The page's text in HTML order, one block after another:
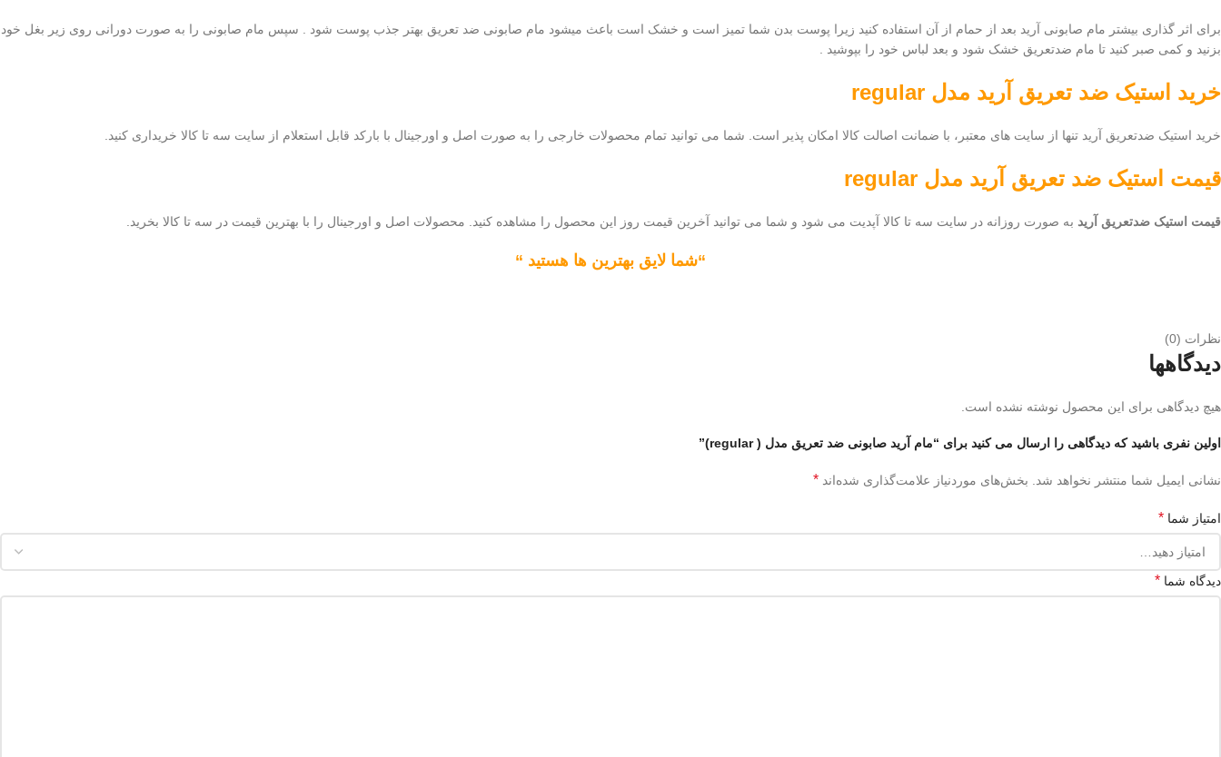
برای اثر گذاری بیشتر مام صابونی آرید بعد از حمام از آن استفاده کنید زیرا پوست بدن شما تمیز است و خشک است باعث میشود مام صابونی ضد تعریق بهتر جذب پوست شود . سپس مام صابونی را به صورت دورانی روی زیر بغل خود
بزنید و کمی صبر کنید تا مام ضدتعریق خشک شود و بعد لباس خود را بپوشید .
خرید استیک ضد تعریق آرید مدل regular
خرید استیک ضدتعریق آرید تنها از سایت های معتبر، با ضمانت اصالت کالا امکان پذیر است. شما می توانید تمام محصولات خارجی را به صورت اصل و اورجینال با بارکد قابل استعلام از سایت سه تا کالا خریداری کنید.
قیمت استیک ضد تعریق آرید مدل regular
قیمت استیک ضدتعریق آرید به صورت روزانه در سایت سه تا کالا آپدیت می شود و شما می توانید آخرین قیمت روز این محصول را مشاهده کنید. محصولات اصل و اورجینال را با بهترین قیمت در سه تا کالا بخرید.
“شما لایق بهترین ها هستید “
نظرات (0)
دیدگاهها
هیچ دیدگاهی برای این محصول نوشته نشده است.
اولین نفری باشید که دیدگاهی را ارسال می کنید برای “مام آرید صابونی ضد تعریق مدل ( regular)”
نشانی ایمیل شما منتشر نخواهد شد. بخش‌های موردنیاز علامت‌گذاری شده‌اند *
امتیاز شما *
دیدگاه شما *